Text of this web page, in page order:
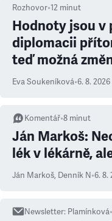
Rozhovor•12 minut
Hodnoty jsou
diplomacii
teď možná
Eva Soukeníková•6. 8. 2026
Komentář•8 minut
Ján Markoš:
lék v lékárně,
Ján Markoš, Denník N•6. 8.
Newsletter: Plamínková•